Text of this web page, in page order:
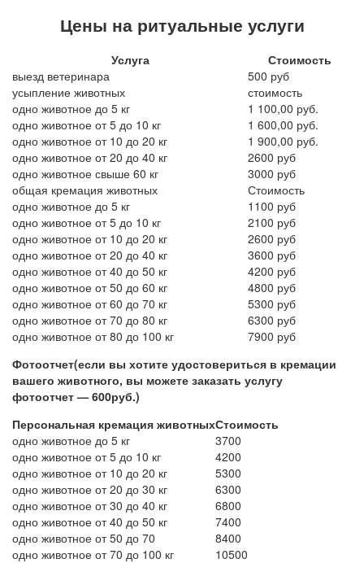
Цены на ритуальные услуги
Услуга
Стоимость
выезд ветеринара
500 руб
усыпление животных
стоимость
одно животное до 5 кг
1 100,00 руб.
одно животное от 5 до 10 кг
1 600,00 руб.
одно животное от 10 до 20 кг
1 900,00 руб.
одно животное от 20 до 40 кг
2600 руб
одно животное свыше 60 кг
3000 руб
общая кремация животных
Стоимость
одно животное до 5 кг
1100 руб
одно животное от 5 до 10 кг
2100 руб
одно животное от 10 до 20 кг
2600 руб
одно животное от 20 до 40 кг
3600 руб
одно животное от 40 до 50 кг
4200 руб
одно животное от 50 до 60 кг
4800 руб
одно животное от 60 до 70 кг
5300 руб
одно животное от 70 до 80 кг
6300 руб
одно животное от 80 до 100 кг
7900 руб
Фотоотчет(если вы хотите удостовериться в кремации
вашего животного, вы можете заказать услугу
фотоотчет — 600руб.)
Персональная кремация животныхСтоимость
одно животное до 5 кг
3700
одно животное от 5 до 10 кг
4200
одно животное от 10 до 20 кг
5300
одно животное от 20 до 30 кг
6300
одно животное от 30 до 40 кг
6800
одно животное от 40 до 50 кг
7400
одно животное от 50 до 70
8400
одно животное от 70 до 100 кг
10500